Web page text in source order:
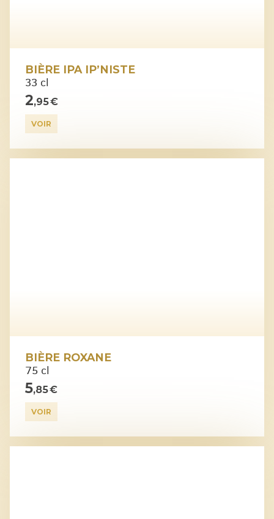
BIÈRE IPA IP’NISTE
33 cl
2,95 €
VOIR
BIÈRE ROXANE
75 cl
5,85 €
VOIR